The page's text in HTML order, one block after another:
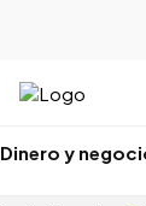
Dinero y